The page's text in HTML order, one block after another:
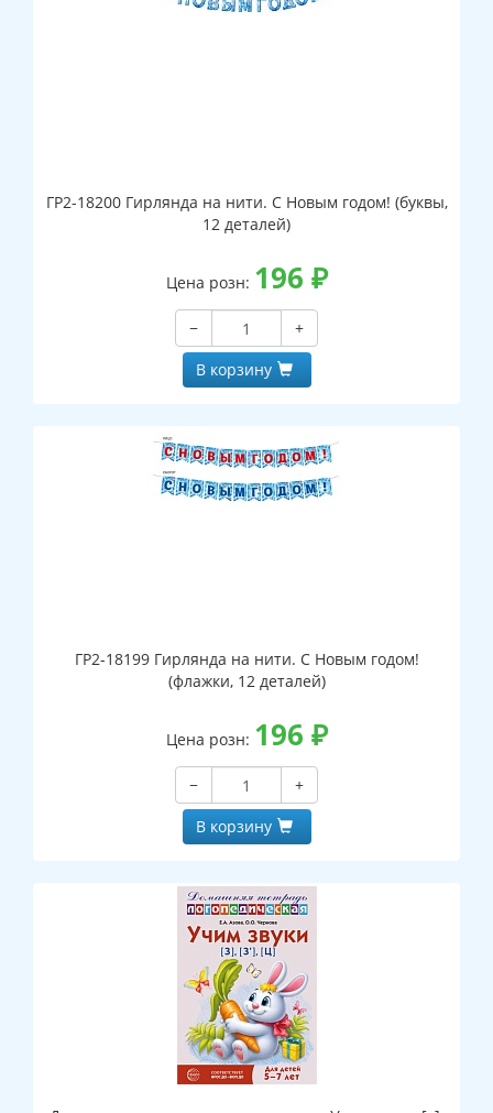
ГР2-18200 Гирлянда на нити. С Новым годом! (буквы,
12 деталей)
Цена розн: 196 ₽
−
+
В корзину
ГР2-18199 Гирлянда на нити. С Новым годом!
(флажки, 12 деталей)
Цена розн: 196 ₽
−
+
В корзину